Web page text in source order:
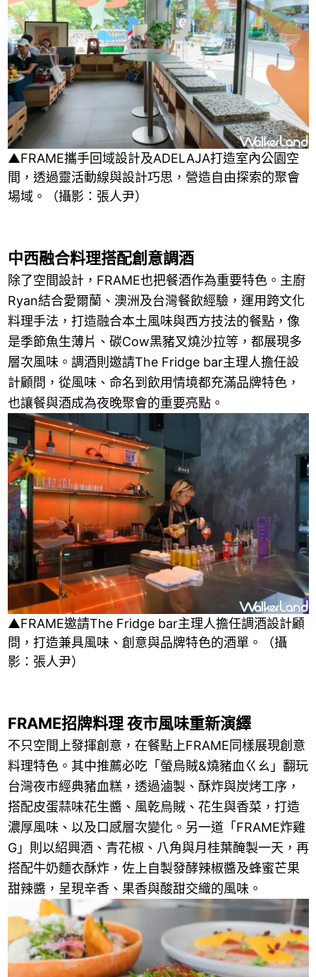
▲FRAME攜手回域設計及ADELAJA打造室內公園空
間，透過靈活動線與設計巧思，營造自由探索的聚會
場域。（攝影：張人尹）
中西融合料理搭配創意調酒
除了空間設計，FRAME也把餐酒作為重要特色。主廚
Ryan結合愛爾蘭、澳洲及台灣餐飲經驗，運用跨文化
料理手法，打造融合本土風味與西方技法的餐點，像
是季節魚生薄片、碳Cow黑豬叉燒沙拉等，都展現多
層次風味。調酒則邀請The Fridge bar主理人擔任設
計顧問，從風味、命名到飲用情境都充滿品牌特色，
也讓餐與酒成為夜晚聚會的重要亮點。
▲FRAME邀請The Fridge bar主理人擔任調酒設計顧
問，打造兼具風味、創意與品牌特色的酒單。（攝
影：張人尹）
FRAME招牌料理 夜市風味重新演繹
不只空間上發揮創意，在餐點上FRAME同樣展現創意
料理特色。其中推薦必吃「螢烏賊&燒豬血ㄍㄠ」翻玩
台灣夜市經典豬血糕，透過滷製、酥炸與炭烤工序，
搭配皮蛋蒜味花生醬、風乾烏賊、花生與香菜，打造
濃厚風味、以及口感層次變化。另一道「FRAME炸雞
G」則以紹興酒、青花椒、八角與月桂葉醃製一天，再
搭配牛奶麵衣酥炸，佐上自製發酵辣椒醬及蜂蜜芒果
甜辣醬，呈現辛香、果香與酸甜交織的風味。